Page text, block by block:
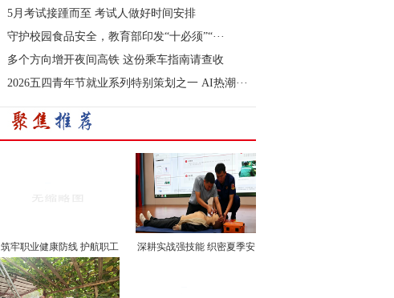
5月考试接踵而至 考试人做好时间安排
守护校园食品安全，教育部印发“十必须”“···
多个方向增开夜间高铁 这份乘车指南请查收
2026五四青年节就业系列特别策划之一 AI热潮···
筑牢职业健康防线 护航职工
···
深耕实战强技能 织密夏季安